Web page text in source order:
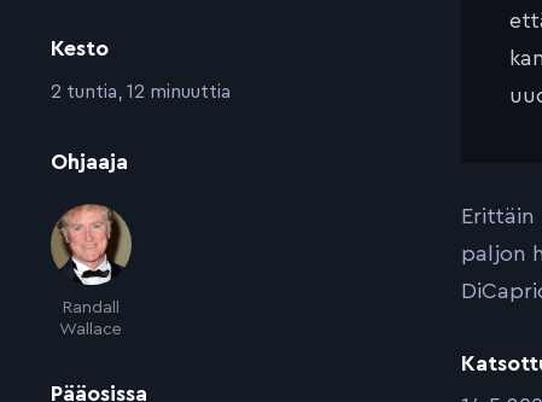
Kesto
:2 tuntia, 12 minuuttia
Ohjaaja
Randall
Wallace
Pääosissa
Erittäin
paljon